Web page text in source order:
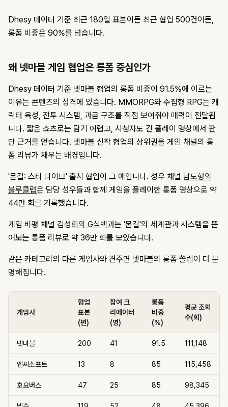
Dhesy 데이터 기준 최근 180일 표본이든 최근 협업 500건이든,
롱폼 비중은 90%를 넘습니다.
왜 넷마블 게임 협업은 롱폼 중심인가
Dhesy 데이터 기준 넷마블 협업의 롱폼 비중이 91.5%에 이르는
이유는 콘텐츠의 성격에 있습니다. MMORPG와 수집형 RPG는 캐
릭터 육성, 전투 시스템, 과금 구조를 직접 보여줘야 매력이 전달됩
니다. 짧은 쇼츠로는 담기 어렵고, 시청자도 긴 플레이 영상에서 판
단 근거를 얻습니다. 넷마블 신작 협업의 상위권을 게임 채널의 롱
폼 리뷰가 채우는 배경입니다.
'몬길: 스타 다이브' 출시 협업이 그 예입니다. 성우 채널 남도형의
블루클럽은 담당 성우들과 함께 게임을 플레이한 롱폼 영상으로 약
44만 회를 기록했습니다.
게임 비평 채널 김성회의 G식백과는 '몬길'의 세계관과 시스템을 뜯
어보는 롱폼 리뷰로 약 36만 회를 모았습니다.
같은 카테고리의 다른 게임사와 견주면 넷마블의 롱폼 쏠림이 더 분
명해집니다.
게임사
협업
표본
(편)
참여 크
리에이터
(명)
롱폼
비중
(%)
평균 조회
수(회)
넷마블 200 41 91.5 111,148
엔씨소프트 13 8 85 115,458
호요버스 47 25 85 98,345